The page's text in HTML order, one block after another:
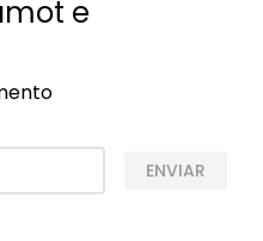
e
ENVIAR